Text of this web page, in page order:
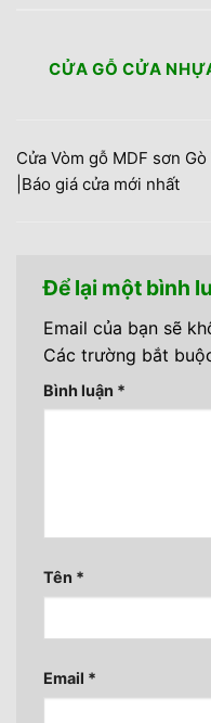
CỬA GỖ CỬA
Cửa Vòm gỗ MDF sơn Gò
|Báo giá cửa mới nhất
Để lại một bình
Email của bạn sẽ
Các trường bắt
Bình luận *
Tên *
Email *